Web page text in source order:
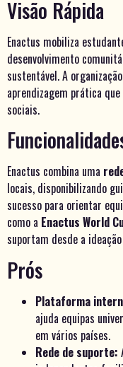
Visão Rápida
Enactus mobiliza
desenvolvimento
sustentável. A
aprendizagem prática
sociais.
Enactus combina uma
locais, disponibilizando
sucesso para orientar
como a Enactus World
suportam desde a
Prós
Plataforma
ajuda equipas
em vários países.
Rede de suporte: